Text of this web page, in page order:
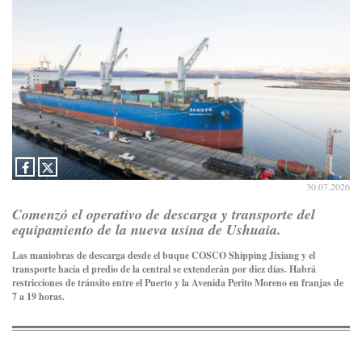
30.07.2026
Comenzó el operativo de descarga y transporte del
equipamiento de la nueva usina de Ushuaia.
Las maniobras de descarga desde el buque COSCO Shipping Jixiang y el
transporte hacia el predio de la central se extenderán por diez días. Habrá
restricciones de tránsito entre el Puerto y la Avenida Perito Moreno en franjas de
7 a 19 horas.